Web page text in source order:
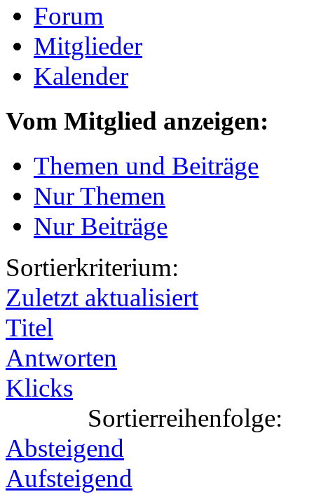
Forum
Mitglieder
Kalender
Vom Mitglied anzeigen:
Themen und Beiträge
Nur Themen
Nur Beiträge
Sortierkriterium:
Zuletzt aktualisiert
Titel
Antworten
Klicks
Sortierreihenfolge:
Absteigend
Aufsteigend